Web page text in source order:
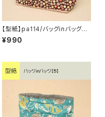
【型紙】pa114/バッグinバッグ
【3】
¥990